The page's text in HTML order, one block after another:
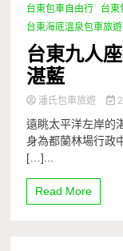
台東包車自由行
台東
台東海底溫泉包車旅遊
台東九人
湛藍
潘氏包車旅遊
遠眺太平洋左岸的
身為都蘭林場行政
[…]...
Read More